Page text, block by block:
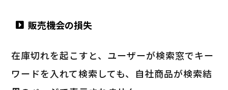
販売機会の損失
在庫切れを起こすと、ユーザーが検索窓でキー
ワードを入れて検索しても、自社商品が検索結